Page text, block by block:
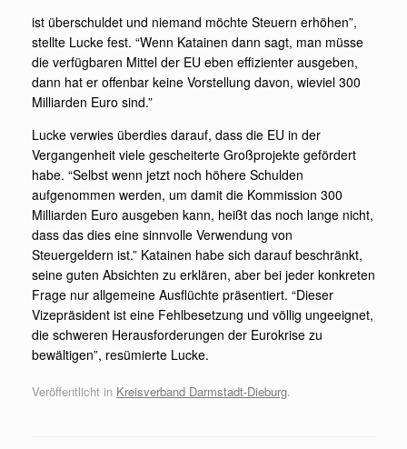
ist überschuldet und niemand möchte Steuern erhöhen”,
stellte Lucke fest. “Wenn Katainen dann sagt, man müsse
die verfügbaren Mittel der EU eben effizienter ausgeben,
dann hat er offenbar keine Vorstellung davon, wieviel 300
Milliarden Euro sind.”
Lucke verwies überdies darauf, dass die EU in der
Vergangenheit viele gescheiterte Großprojekte gefördert
habe. “Selbst wenn jetzt noch höhere Schulden
aufgenommen werden, um damit die Kommission 300
Milliarden Euro ausgeben kann, heißt das noch lange nicht,
dass das dies eine sinnvolle Verwendung von
Steuergeldern ist.” Katainen habe sich darauf beschränkt,
seine guten Absichten zu erklären, aber bei jeder konkreten
Frage nur allgemeine Ausflüchte präsentiert. “Dieser
Vizepräsident ist eine Fehlbesetzung und völlig ungeeignet,
die schweren Herausforderungen der Eurokrise zu
bewältigen”, resümierte Lucke.
Veröffentlicht in Kreisverband Darmstadt-Dieburg.